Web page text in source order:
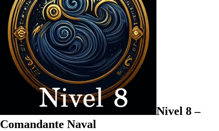
Nivel 8 –
Comandante Naval